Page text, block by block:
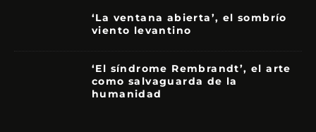
‘La ventana abierta’, el sombrío
viento levantino
‘El síndrome Rembrandt’, el arte
como salvaguarda de la
humanidad